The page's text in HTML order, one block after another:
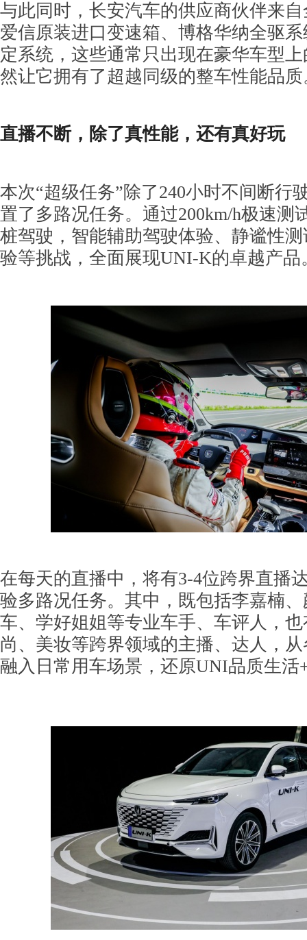
与此同时，长安汽车的供应商伙伴来
爱信原装进口变速箱、博格华纳全驱
定系统，这些通常只出现在豪华车型
然让它拥有了超越同级的整车性能品质
直播不断，除了真性能，还有真好玩
本次“超级任务”除了240小时不间断行
置了多路况任务。通过200km/h极速测
桩驾驶，智能辅助驾驶体验、静谧性
验等挑战，全面展现UNI-K的卓越产品
在每天的直播中，将有3-4位跨界直播
验多路况任务。其中，既包括李嘉楠
车、学好姐姐等专业车手、车评人，
尚、美妆等跨界领域的主播、达人，
融入日常用车场景，还原UNI品质生活